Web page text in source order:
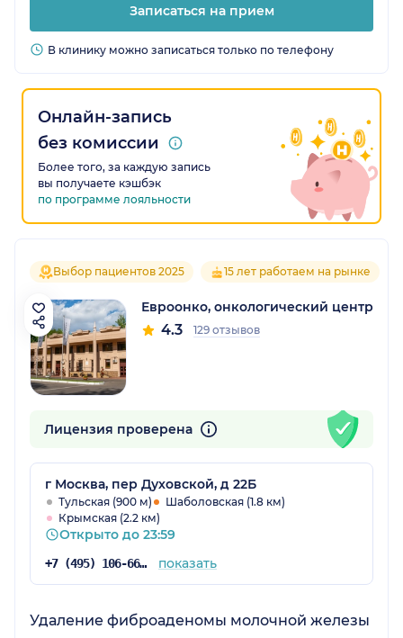
Записаться на прием
В клинику можно записаться только по телефону
Онлайн-запись
без комиссии
Более того, за каждую запись
вы получаете кэшбэк
по программе лояльности
Выбор пациентов 2025 15 лет работаем на рынке
Евроонко, онкологический центр
4.3 129 отзывов
Лицензия проверена
г Москва, пер Духовской, д 22Б
Тульская (900 м)
Шаболовская (1.8 км)
Крымская (2.2 км)
Открыто до 23:59
+7 (495) 106-66-98 показать
Удаление фиброаденомы молочной железы